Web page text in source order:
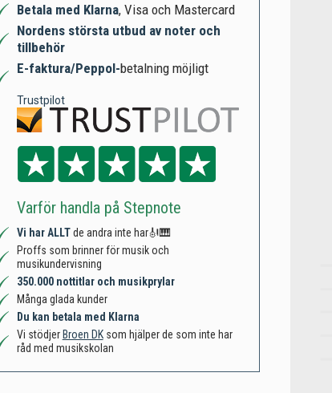
Betala med Klarna, Visa och Mastercard
Nordens största utbud av noter och
tillbehör
E-faktura/Peppol-betalning möjligt
Trustpilot
Varför handla på Stepnote
Vi har ALLTde andra inte har🎻🎹
Proffs som brinner för musik och
musikundervisning
350.000 nottitlar och musikprylar
Många glada kunder
Du kan betala med Klarna
Vi stödjer Broen DKsom hjälper de som inte har
råd med musikskolan